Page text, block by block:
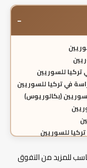
−
للسوريين
في تركيا للسوريين
(بكالوريوس)
للسوريين
للمزيد من التفوق